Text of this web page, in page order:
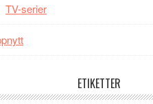
TV-serier
ETIKETTER